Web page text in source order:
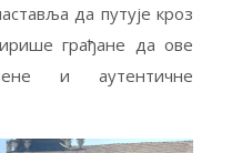
да путује кроз
грађане да ове
и аутентичне